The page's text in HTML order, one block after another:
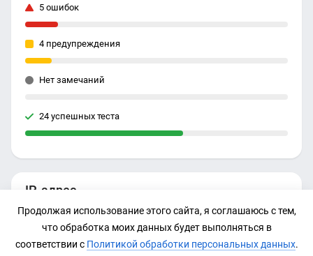
IP-адрес
91.189.114.16
5 ошибок
4 предупреждения
Нет замечаний
24 успешных теста
Продолжая использование этого сайта, я соглашаюсь с тем,
что обработка моих данных будет выполняться в
соответствии с Политикой обработки персональных данных.